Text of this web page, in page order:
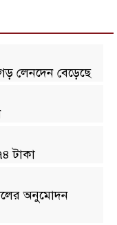
লেনদেন বেড়েছে
টাকা
অনুমোদন